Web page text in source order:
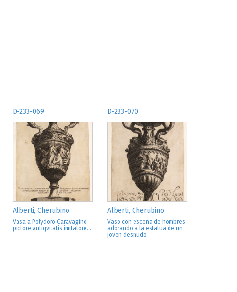
D-233-069
Alberti, Cherubino
Vasa a Polydoro Caravagino
pictore antiqvitatis imitatore...
D-233-070
Alberti, Cherubino
Vaso con escena de hombres
adorando a la estatua de un
joven desnudo